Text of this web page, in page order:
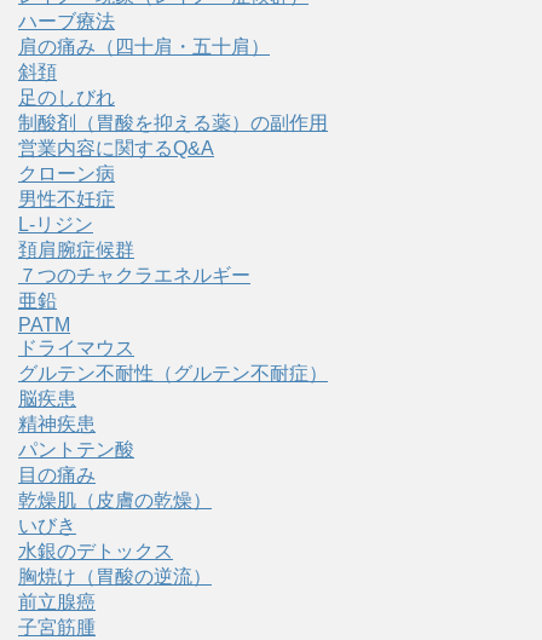
ハーブ療法
肩の痛み（四十肩・五十肩）
斜頚
足のしびれ
制酸剤（胃酸を抑える薬）の副作用
営業内容に関するQ&A
クローン病
男性不妊症
L-リジン
頚肩腕症候群
７つのチャクラエネルギー
亜鉛
PATM
ドライマウス
グルテン不耐性（グルテン不耐症）
脳疾患
精神疾患
パントテン酸
目の痛み
乾燥肌（皮膚の乾燥）
いびき
水銀のデトックス
胸焼け（胃酸の逆流）
前立腺癌
子宮筋腫